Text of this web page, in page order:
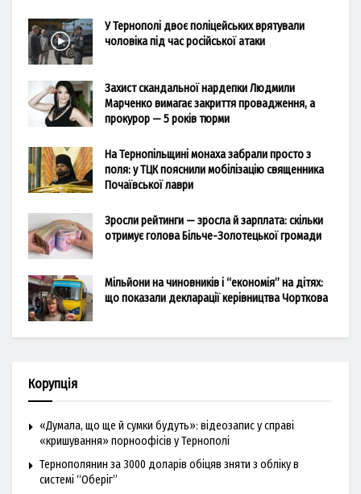
У Тернополі двоє поліцейських врятували
чоловіка під час російської атаки
Захист скандальної нардепки Людмили
Марченко вимагає закриття провадження, а
прокурор — 5 років тюрми
На Тернопільщині монаха забрали просто з
поля: у ТЦК пояснили мобілізацію священника
Почаївської лаври
Зросли рейтинги — зросла й зарплата: скільки
отримує голова Більче-Золотецької громади
Мільйони на чиновників і “економія” на дітях:
що показали декларації керівництва Чорткова
Корупція
«Думала, що ще й сумки будуть»: відеозапис у справі
«кришування» порноофісів у Тернополі
Тернополянин за 3000 доларів обіцяв зняти з обліку в
системі “Оберіг”